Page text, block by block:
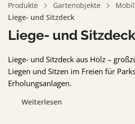
Produkte Gartenobjekte
Liege- und Sitzdeck
Liege- und Sitzdeck
Liege- und Sitzdeck aus Holz –
Liegen und Sitzen im Freien für
Erholungsanlagen.
Weiterlesen